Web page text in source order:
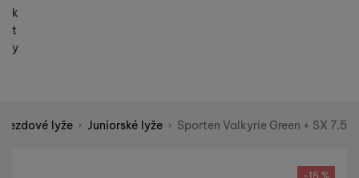
k
t
y
lyže Juniorské lyže Sporten Valkyrie Green + SX 7.5